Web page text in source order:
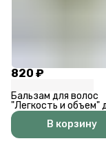
820 ₽
Бальзам для волос
"Легкость и объем"
жирного типа волос
В корзину